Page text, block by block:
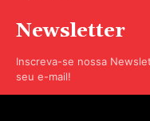
Newsletter
Inscreva-se nossa
seu e-mail!